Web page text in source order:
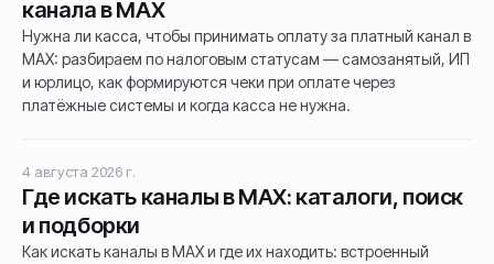
канала в MAX
Нужна ли касса, чтобы принимать оплату за платный канал в
MAX: разбираем по налоговым статусам — самозанятый, ИП
и юрлицо, как формируются чеки при оплате через
платёжные системы и когда касса не нужна.
4 августа 2026 г.
Где искать каналы в MAX: каталоги, поиск
и подборки
Как искать каналы в MAX и где их находить: встроенный